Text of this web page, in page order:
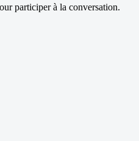
participer à la conversation.